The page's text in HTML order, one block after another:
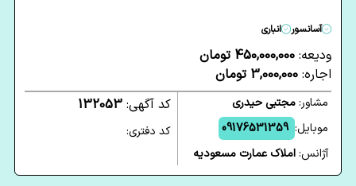
آسانسور انباری
ودیعه: 450,000,000 تومان
اجاره: 3,000,000 تومان
مشاور:مجتبی حیدری
موبایل: 09176531359
آژانس:املاک عمارت مسعودیه
کد آگهی: 132053
کد دفتری: